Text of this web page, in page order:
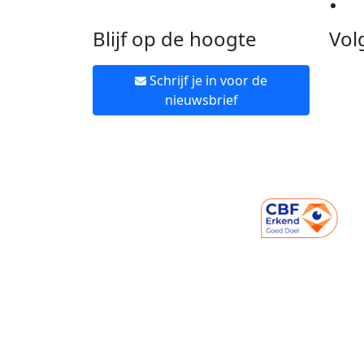
Blijf op de hoogte
Schrijf je in voor de
nieuwsbrief